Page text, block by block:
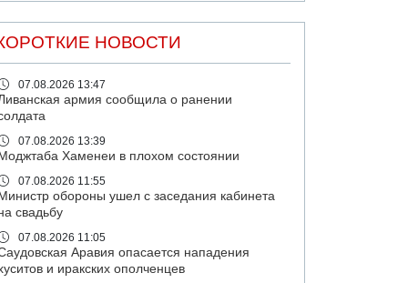
НОВОСТИ
07.08.2026 13:47
армия сообщила о ранении
07.08.2026 13:39
Моджтаба Хаменеи в плохом состоянии
07.08.2026 11:55
Министр обороны ушел с заседания кабинета
свадьбу
07.08.2026 11:05
Аравия опасается нападения
и иракских ополченцев